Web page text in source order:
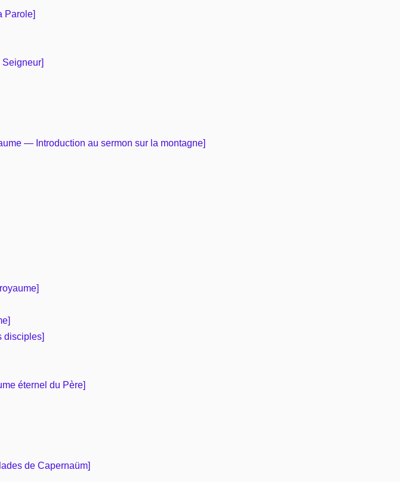
Parole]
Seigneur]
— Introduction au sermon sur la montagne]
disciples]
éternel du Père]
de Capernaüm]